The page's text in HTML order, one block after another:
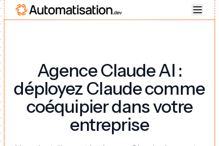
Agence Claude AI :
déployez Claude comme
coéquipier dans votre
entreprise